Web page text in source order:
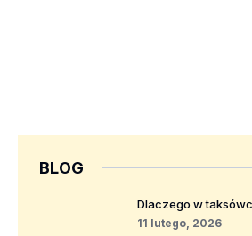
BLOG
Dlaczego w
11 lutego, 2026